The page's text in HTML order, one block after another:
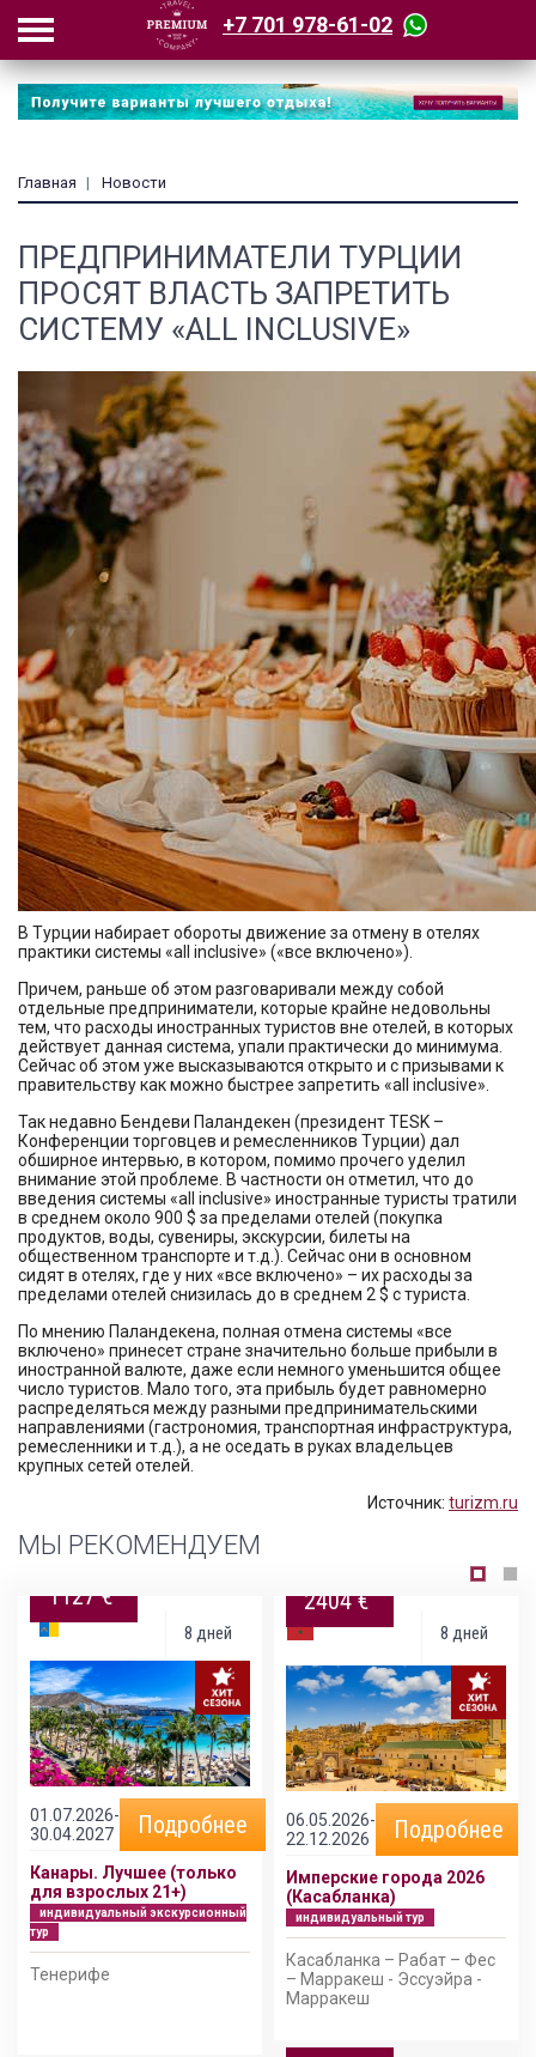
+7 701 978-61-02
Главная Новости
ПРЕДПРИНИМАТЕЛИ ТУРЦИИ
ПРОСЯТ ВЛАСТЬ ЗАПРЕТИТЬ
СИСТЕМУ «ALL INCLUSIVE»
В Турции набирает обороты движение за отмену в отелях
практики системы «all inclusive» («все включено»).
Причем, раньше об этом разговаривали между собой
отдельные предприниматели, которые крайне недовольны
тем, что расходы иностранных туристов вне отелей, в которых
действует данная система, упали практически до минимума.
Сейчас об этом уже высказываются открыто и с призывами к
правительству как можно быстрее запретить «all inclusive».
Так недавно Бендеви Паландекен (президент TESK –
Конференции торговцев и ремесленников Турции) дал
обширное интервью, в котором, помимо прочего уделил
внимание этой проблеме. В частности он отметил, что до
введения системы «all inclusive» иностранные туристы тратили
в среднем около 900 $ за пределами отелей (покупка
продуктов, воды, сувениры, экскурсии, билеты на
общественном транспорте и т.д.). Сейчас они в основном
сидят в отелях, где у них «все включено» – их расходы за
пределами отелей снизилась до в среднем 2 $ с туриста.
По мнению Паландекена, полная отмена системы «все
включено» принесет стране значительно больше прибыли в
иностранной валюте, даже если немного уменьшится общее
число туристов. Мало того, эта прибыль будет равномерно
распределяться между разными предпринимательскими
направлениями (гастрономия, транспортная инфраструктура,
ремесленники и т.д.), а не оседать в руках владельцев
крупных сетей отелей.
Источник: turizm.ru
МЫ РЕКОМЕНДУЕМ
8 дней
1127 €
01.07.2026-
30.04.2027
Подробнее
Канары. Лучшее (только
для взрослых 21+)
индивидуальный экскурсионный
тур
Тенерифе
8 дней
2404 €
06.05.2026-
22.12.2026
Подробнее
Имперские города 2026
(Касабланка)
индивидуальный тур
Касабланка – Рабат – Фес
– Марракеш - Эссуэйра -
Марракеш